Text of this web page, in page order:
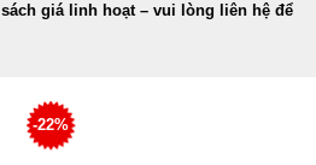
giá linh hoạt – vui lòng liên hệ để
-22%